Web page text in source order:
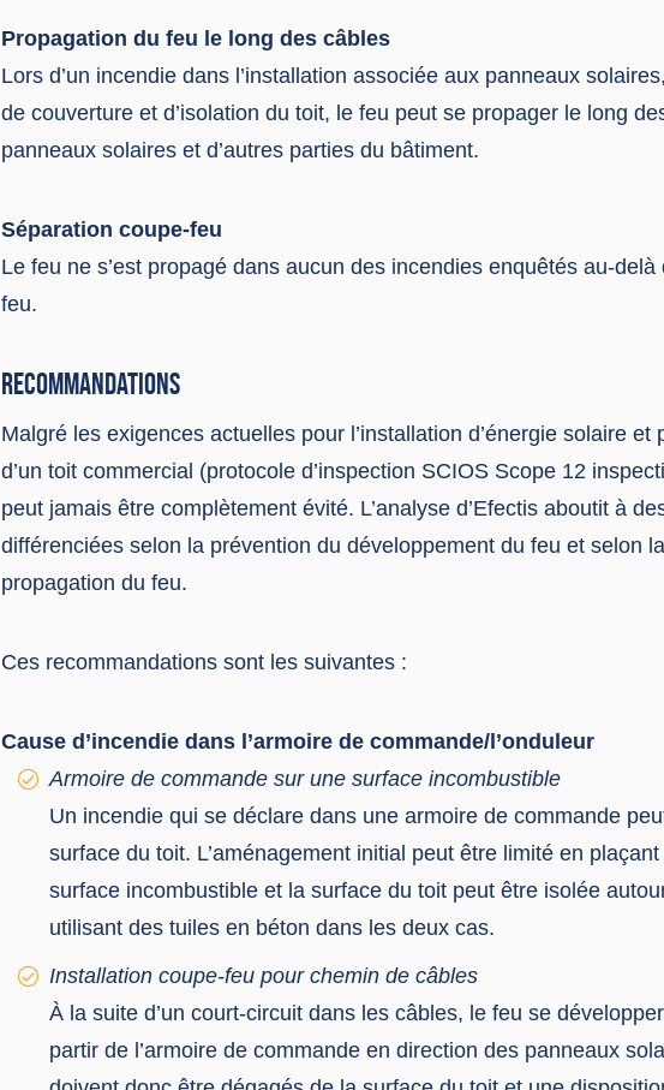
Propagation du feu le long des câbles
Lors d’un incendie dans l’installation associée aux panneaux
de couverture et d’isolation du toit, le feu peut se propager le long
panneaux solaires et d’autres parties du bâtiment.
Séparation coupe-feu
Le feu ne s’est propagé dans aucun des incendies enquêtés au-delà
feu.
RECOMMANDATIONS
Malgré les exigences actuelles pour l’installation d’énergie solaire et
d’un toit commercial (protocole d’inspection SCIOS Scope 12
peut jamais être complètement évité. L’analyse d’Efectis aboutit à
différenciées selon la prévention du développement du feu et selon
propagation du feu.
Ces recommandations sont les suivantes :
Cause d’incendie dans l’armoire de commande/l’onduleur
Armoire de commande sur une surface incombustible
Un incendie qui se déclare dans une armoire de commande
surface du toit. L’aménagement initial peut être limité en plaçant
surface incombustible et la surface du toit peut être isolée
utilisant des tuiles en béton dans les deux cas.
Installation coupe-feu pour chemin de câbles
À la suite d’un court-circuit dans les câbles, le feu se
partir de l’armoire de commande en direction des panneaux